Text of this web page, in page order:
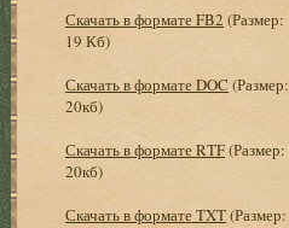
Скачать в формате FB2 (Размер:
19 Кб)
Скачать в формате DOC (Размер:
20кб)
Скачать в формате RTF(Размер:
20кб)
Скачать в формате TXT(Размер: